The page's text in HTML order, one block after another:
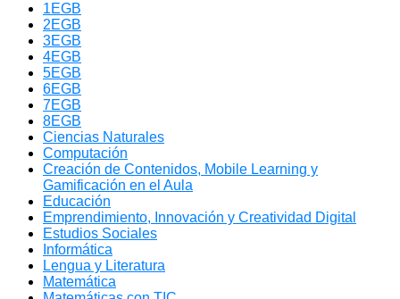
1EGB
2EGB
3EGB
4EGB
5EGB
6EGB
7EGB
8EGB
Ciencias Naturales
Computación
Creación de Contenidos, Mobile Learning y
Gamificación en el Aula
Educación
Emprendimiento, Innovación y Creatividad Digital
Estudios Sociales
Informática
Lengua y Literatura
Matemática